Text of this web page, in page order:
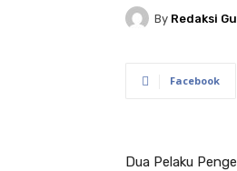
By Redaksi
Facebook
Dua Pelaku